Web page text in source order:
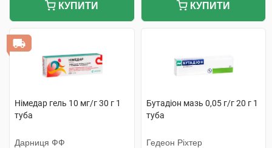
КУПИТИ КУПИТИ
Німедар гель 10 мг/г 30 г 1
туба
Дарниця ФФ
Бутадіон мазь 0,05 г/г 20 г 1
туба
Гедеон Ріхтер